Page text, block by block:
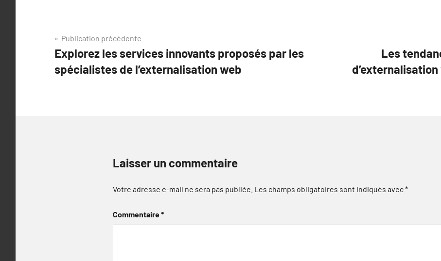
Navigation
de
l’article
Publication précédente
Explorez les services innovants proposés par les
spécialistes de l’externalisation web
Les
Laisser un commentaire
Votre adresse e-mail ne sera pas publiée. Les champs obligatoires sont indiqués avec*
Commentaire*